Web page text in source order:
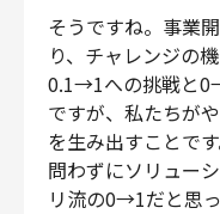
そうですね。事業
り、チャレンジの
0.1→1への挑戦と
ですが、私たちが
を生み出すことで
問わずにソリュー
リ流の0→1だと思っ